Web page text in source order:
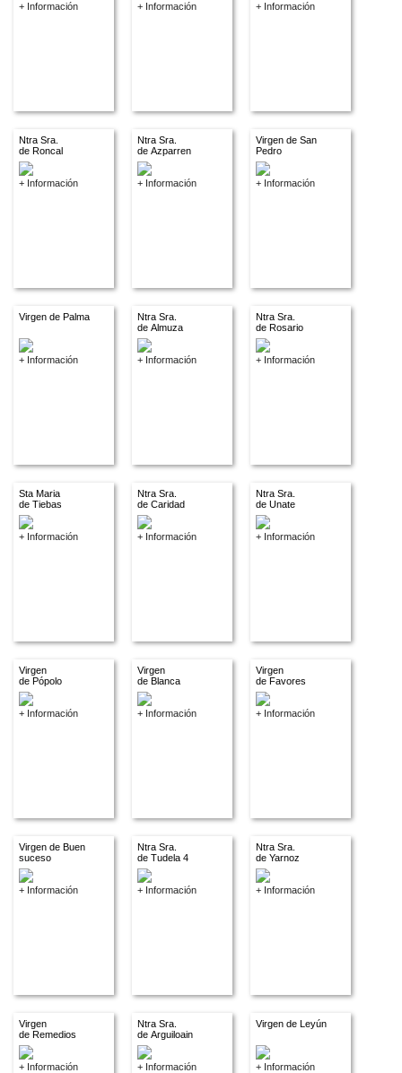
+ Información + Información + Información
Ntra Sra.
de Roncal
+ Información
Ntra Sra.
de Azparren
+ Información
Virgen de San
Pedro
+ Información
Virgen de Palma
+ Información
Ntra Sra.
de Almuza
+ Información
Ntra Sra.
de Rosario
+ Información
Sta Maria
de Tiebas
+ Información
Ntra Sra.
de Caridad
+ Información
Ntra Sra.
de Unate
+ Información
Virgen
de Pópolo
+ Información
Virgen
de Blanca
+ Información
Virgen
de Favores
+ Información
Virgen de Buen
suceso
+ Información
Ntra Sra.
de Tudela 4
+ Información
Ntra Sra.
de Yarnoz
+ Información
Virgen
de Remedios
+ Información
Ntra Sra.
de Arguiloain
+ Información
Virgen de Leyún
+ Información